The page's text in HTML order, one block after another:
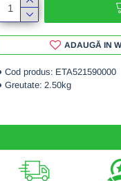
Cod produs: ETA521590000
Greutate: 2.50kg
ADAUGĂ IN